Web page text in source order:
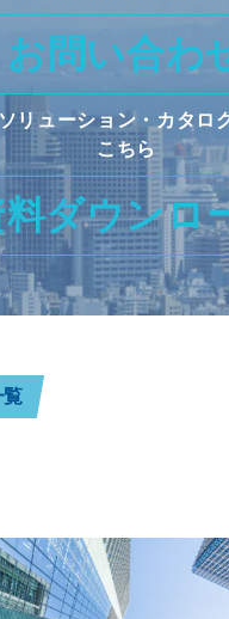
お問い合わ
ソリューション・カタロ
こちら
料ダウンロ
覧